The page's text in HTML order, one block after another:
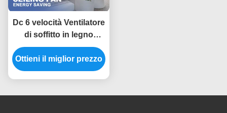
Dc 6 velocità Ventilatore
di soffitto in legno
massello Controllo
remoto Decorativo
interno
Ottieni il miglior prezzo